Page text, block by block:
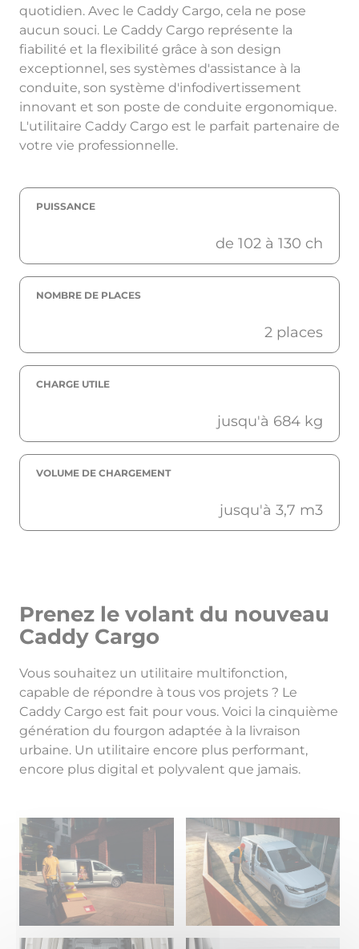
quotidien. Avec le Caddy Cargo, cela ne pose
aucun souci. Le Caddy Cargo représente la
fiabilité et la flexibilité grâce à son design
exceptionnel, ses systèmes d'assistance à la
conduite, son système d'infodivertissement
innovant et son poste de conduite ergonomique.
L'utilitaire Caddy Cargo est le parfait partenaire de
votre vie professionnelle.
PUISSANCE
de 102 à 130 ch
NOMBRE DE PLACES
2 places
CHARGE UTILE
jusqu'à 684 kg
VOLUME DE CHARGEMENT
jusqu'à 3,7 m3
Prenez le volant du nouveau
Caddy Cargo
Vous souhaitez un utilitaire multifonction,
capable de répondre à tous vos projets ? Le
Caddy Cargo est fait pour vous. Voici la cinquième
génération du fourgon adaptée à la livraison
urbaine. Un utilitaire encore plus performant,
encore plus digital et polyvalent que jamais.